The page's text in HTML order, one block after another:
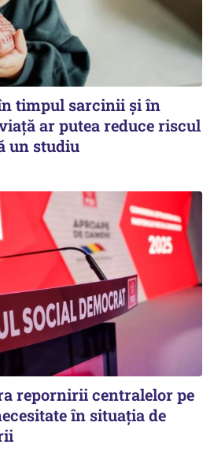
timpul sarcinii și în
ar putea reduce riscul
un studiu
repornirii centralelor pe
în situația de